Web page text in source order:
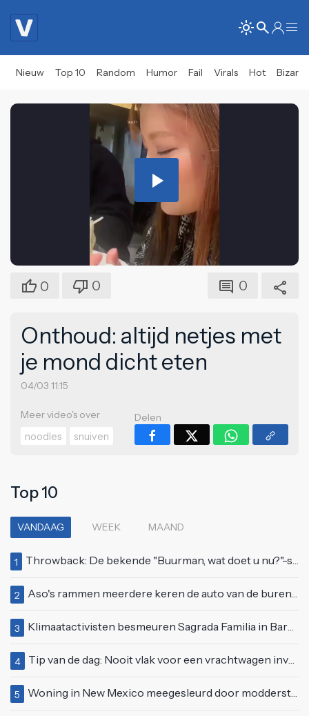
Nieuw Top 10 Random Humor Fail Virals Hot Bizar
Play
Video
0 0 0
Onthoud: altijd netjes met
je mond dicht eten
04/03 11:15
Meer video's over
noodles
snuiven
Delen
Top 10
VANDAAG WEEK MAAND
1 Throwback: De bekende "Buurman, wat doet u nu?"-scène uit Flodder met Tatjana Šimić
2 Aso's rammen meerdere keren de auto van de buren, maar doen alsof er niets gebeurd is
3 Klimaatactivisten besmeuren Sagrada Familia in Barcelona met lading verf
4 Tip van de dag: Nooit vlak voor een vrachtwagen invoegen
5 Woning in New Mexico meegesleurd door modderstroom